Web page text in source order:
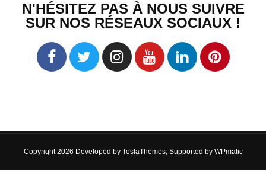
N'HÉSITEZ PAS À NOUS SUIVRE
SUR NOS RÉSEAUX SOCIAUX !
Copyright 2026 Developed by TeslaThemes, Supported by WPmatic